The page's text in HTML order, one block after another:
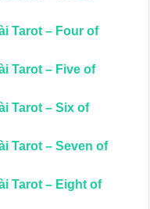
Tarot – Four of
Tarot – Five of
Tarot – Six of
Tarot – Seven of
Tarot – Eight of